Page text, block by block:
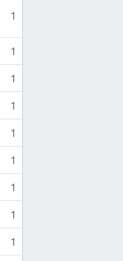
1
1
1
1
1
1
1
1
1